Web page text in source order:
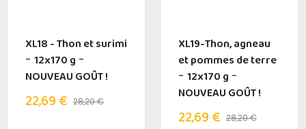
XL18 - Thon et surimi
- 12x170 g -
NOUVEAU GOÛT !
22,69 € 28,20 €
XL19-Thon, agneau
et pommes de terre
- 12x170 g -
NOUVEAU GOÛT !
22,69 € 28,20 €